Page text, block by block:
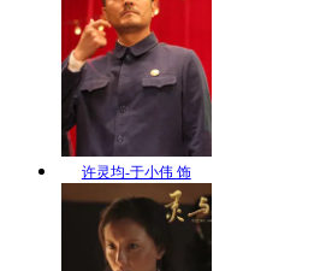
许灵均-于小伟 饰